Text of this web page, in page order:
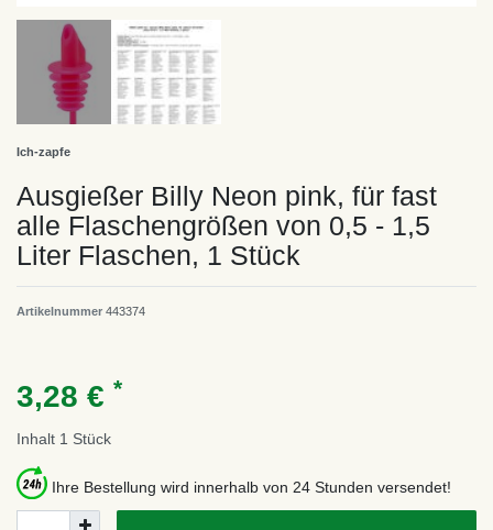
Ich-zapfe
Ausgießer Billy Neon pink, für fast
alle Flaschengrößen von 0,5 - 1,5
Liter Flaschen, 1 Stück
Artikelnummer 443374
3,28 € *
Inhalt 1 Stück
Ihre Bestellung wird innerhalb von 24 Stunden versendet!